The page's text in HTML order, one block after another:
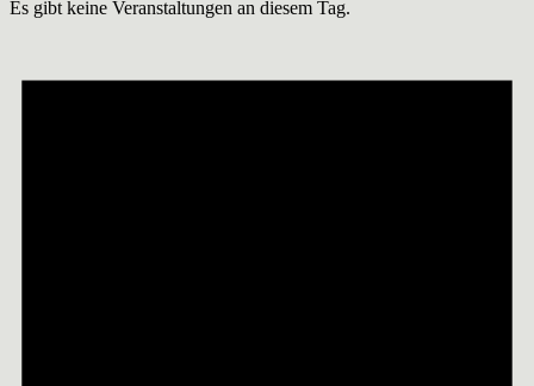
Es gibt keine Veranstaltungen an diesem Tag.